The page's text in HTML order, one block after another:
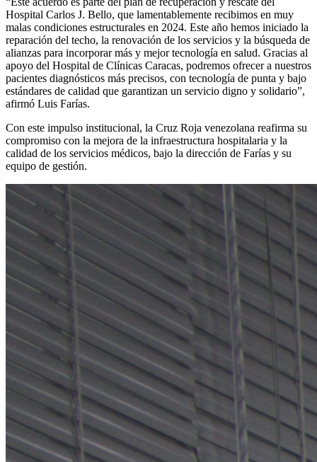
Hospital Carlos J. Bello, que lamentablemente recibimos en muy
malas condiciones estructurales en 2024. Este año hemos iniciado la
reparación del techo, la renovación de los servicios y la búsqueda de
alianzas para incorporar más y mejor tecnología en salud. Gracias al
apoyo del Hospital de Clínicas Caracas, podremos ofrecer a nuestros
pacientes diagnósticos más precisos, con tecnología de punta y bajo
estándares de calidad que garantizan un servicio digno y solidario”,
afirmó Luis Farías.
Con este impulso institucional, la Cruz Roja venezolana reafirma su
compromiso con la mejora de la infraestructura hospitalaria y la
calidad de los servicios médicos, bajo la dirección de Farías y su
equipo de gestión.